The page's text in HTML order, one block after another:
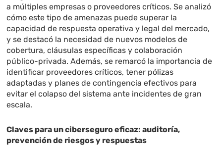
a múltiples empresas o proveedores críticos. Se analizó
cómo este tipo de amenazas puede superar la
capacidad de respuesta operativa y legal del mercado,
y se destacó la necesidad de nuevos modelos de
cobertura, cláusulas específicas y colaboración
público-privada. Además, se remarcó la importancia de
identificar proveedores críticos, tener pólizas
adaptadas y planes de contingencia efectivos para
evitar el colapso del sistema ante incidentes de gran
escala.
Claves para un ciberseguro eficaz: auditoría,
prevención de riesgos y respuestas